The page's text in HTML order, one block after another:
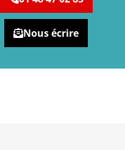
Nous écrire